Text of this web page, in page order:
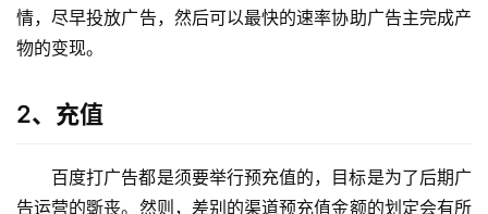
情，尽早投放广告，然后可以最快的速率协助广告主完成产
物的变现。
2、充值
百度打广告都是须要举行预充值的，目标是为了后期广
告运营的斲丧。然则，差别的渠道预充值金额的划定会有所